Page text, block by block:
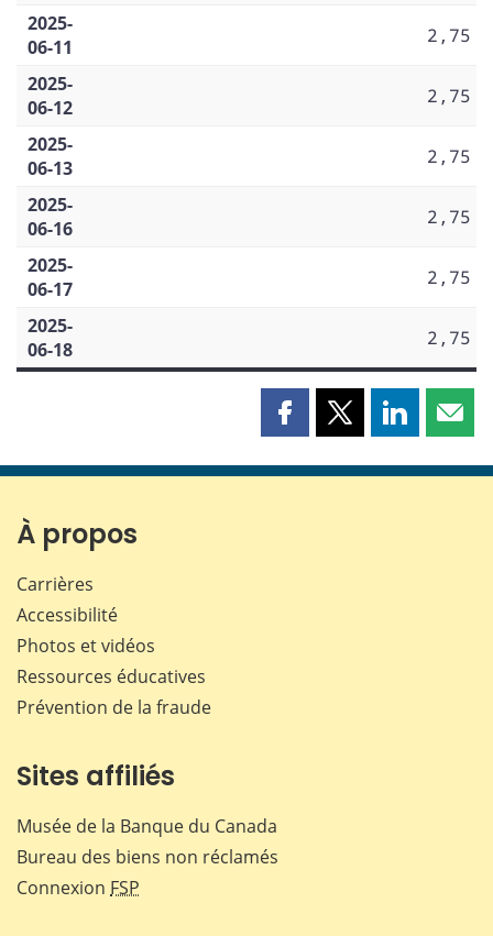
2025-
06-11
2,75
2025-
06-12
2,75
2025-
06-13
2,75
2025-
06-16
2,75
2025-
06-17
2,75
2025-
06-18
2,75
Partager
page
Partager
page
Partager
page page
À propos
Carrières
Accessibilité
Photos et vidéos
Ressources éducatives
Prévention de la fraude
Sites affiliés
Musée de la Banque du Canada
Bureau des biens non réclamés
Connexion FSP